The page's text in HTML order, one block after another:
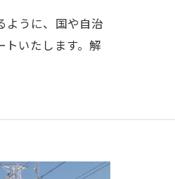
ように、国や自治
いたします。解